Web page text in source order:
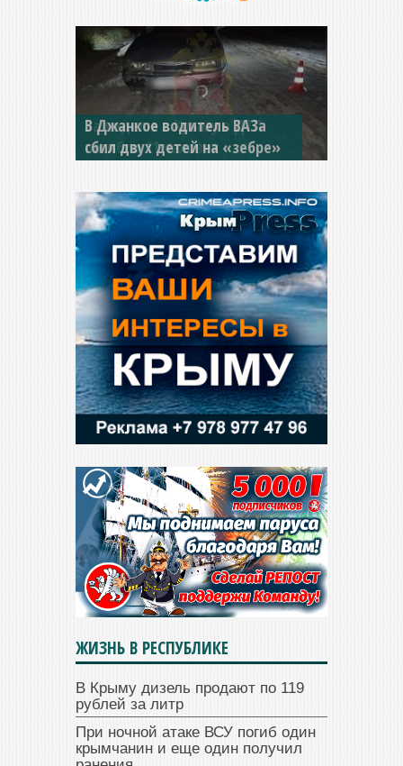
В Джанкое водитель ВАЗа
сбил двух детей на «зебре»
ЖИЗНЬ В РЕСПУБЛИКЕ
В Крыму дизель продают по 119
рублей за литр
При ночной атаке ВСУ погиб один
крымчанин и еще один получил